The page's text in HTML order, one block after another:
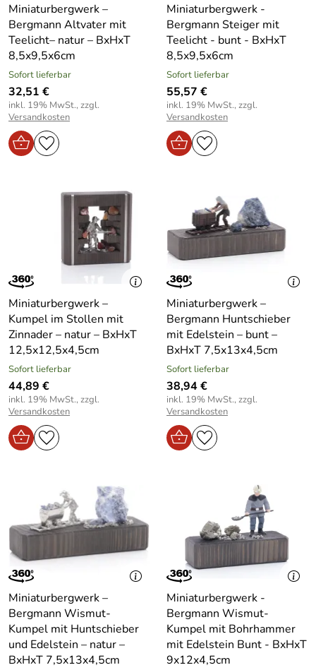
Miniaturbergwerk –
Bergmann Altvater mit
Teelicht– natur – BxHxT
8,5x9,5x6cm
Sofort lieferbar
32,51 €
inkl. 19% MwSt., zzgl.
Versandkosten
Miniaturbergwerk -
Bergmann Steiger mit
Teelicht - bunt - BxHxT
8,5x9,5x6cm
Sofort lieferbar
55,57 €
inkl. 19% MwSt., zzgl.
Versandkosten
Miniaturbergwerk –
Kumpel im Stollen mit
Zinnader – natur – BxHxT
12,5x12,5x4,5cm
Sofort lieferbar
44,89 €
inkl. 19% MwSt., zzgl.
Versandkosten
Miniaturbergwerk –
Bergmann Huntschieber
mit Edelstein – bunt –
BxHxT 7,5x13x4,5cm
Sofort lieferbar
38,94 €
inkl. 19% MwSt., zzgl.
Versandkosten
Miniaturbergwerk –
Bergmann Wismut-
Kumpel mit Huntschieber
und Edelstein – natur –
BxHxT 7,5x13x4,5cm
Miniaturbergwerk -
Bergmann Wismut-
Kumpel mit Bohrhammer
mit Edelstein Bunt - BxHxT
9x12x4,5cm